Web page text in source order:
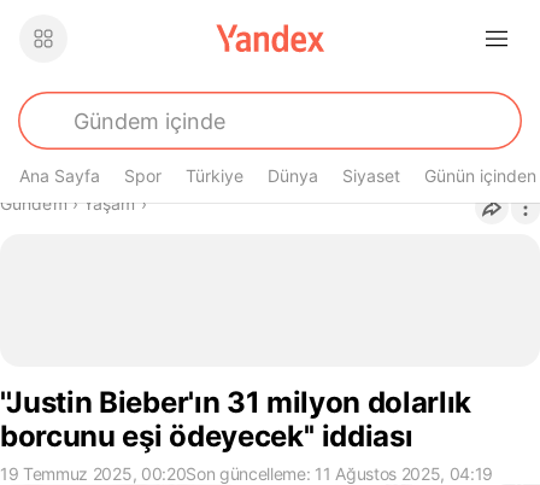
Ana Sayfa Spor Türkiye Dünya Siyaset Günün içinden
Buradasın
Gündem› Yaşam›
''Justin Bieber'ın 31 milyon dolarlık
borcunu eşi ödeyecek'' iddiası
19 Temmuz 2025, 00:20Son güncelleme: 11 Ağustos 2025, 04:19